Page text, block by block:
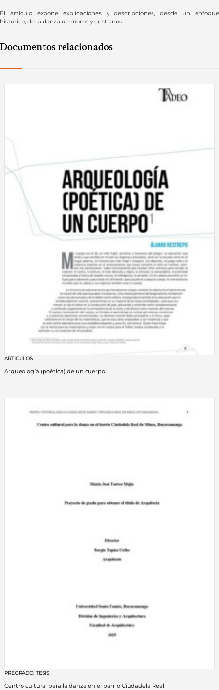
El artículo expone explicaciones y descripciones, desde un enfoque
histórico, de la danza de moros y cristianos
Documentos relacionados
ARTÍCULOS
Arqueología (poética) de un cuerpo
PREGRADO, TESIS
Centro cultural para la danza en el barrio Ciudadela Real